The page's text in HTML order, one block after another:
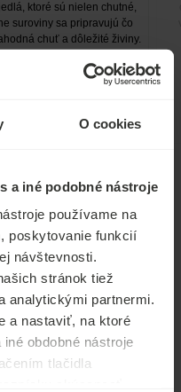
O cookies
a iné podobné nástroje
používame na
poskytovanie funkcií
návštevnosti.
stránok tiež
analytickými partnermi.
a nastaviť, na ktoré
obdobné nástroje
tlačidla
ktoré sú nielen chutné,
suroviny sa pripravujú čo
chuť a dôležité živiny.